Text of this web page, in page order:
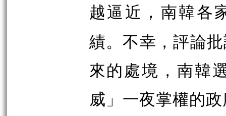
越逼近，南韓各
績。不幸，評論
來的處境，南韓
威」一夜掌權的